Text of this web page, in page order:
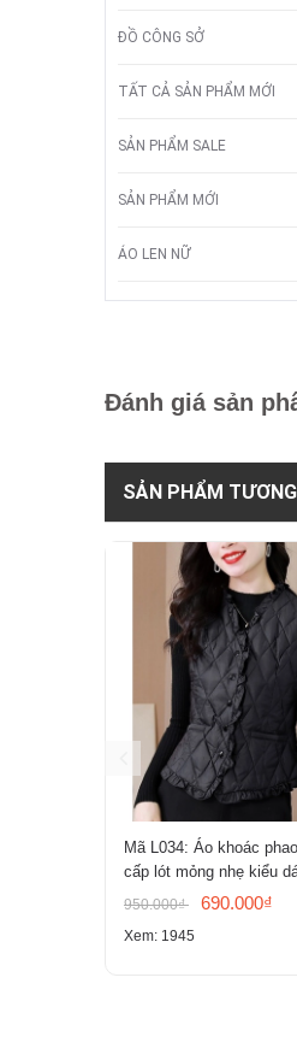
ĐỒ CÔNG SỞ
TẤT CẢ SẢN PHẨM MỚI
SẢN PHẨM SALE
SẢN PHẨM MỚI
ÁO LEN NỮ
Đánh giá sản
SẢN PHẨM
Mã L034: Áo khoác
cấp lót mỏng nhẹ kiểu
950.000₫ 690.000₫
Xem: 1945